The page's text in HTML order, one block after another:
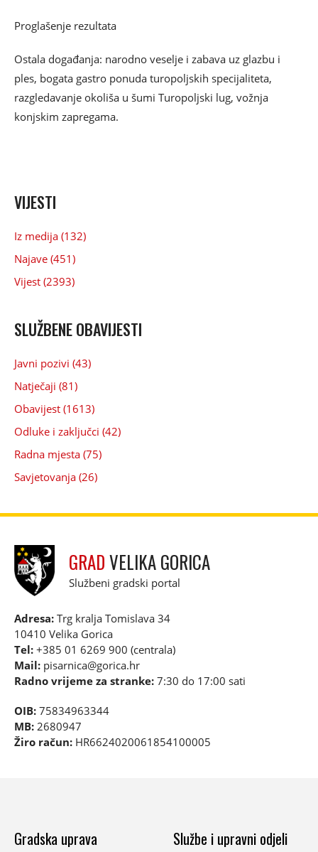
Proglašenje rezultata
Ostala događanja: narodno veselje i zabava uz glazbu i
ples, bogata gastro ponuda turopoljskih specijaliteta,
razgledavanje okoliša u šumi Turopoljski lug, vožnja
konjskim zapregama.
VIJESTI
Iz medija (132)
Najave (451)
Vijest (2393)
SLUŽBENE OBAVIJESTI
Javni pozivi (43)
Natječaji (81)
Obavijest (1613)
Odluke i zaključci (42)
Radna mjesta (75)
Savjetovanja (26)
GRADVELIKA GORICA
Službeni gradski portal
Adresa: Trg kralja Tomislava 34
10410 Velika Gorica
Tel: +385 01 6269 900 (centrala)
Mail: pisarnica@gorica.hr
Radno vrijeme za stranke: 7:30 do 17:00 sati
OIB: 75834963344
MB: 2680947
Žiro račun: HR6624020061854100005
Gradska uprava Službe i upravni odjeli